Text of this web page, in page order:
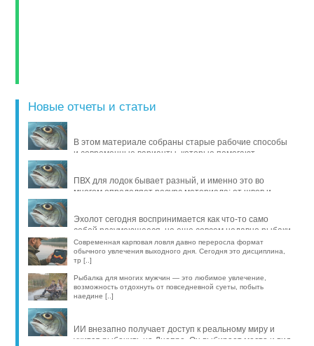
Новые отчеты и статьи
В этом материале собраны старые рабочие способы
и современные варианты, которые помогают
ПВХ для лодок бывает разный, и именно это во
многом определяет ресурс материала: от швов и
Эхолот сегодня воспринимается как что-то само
собой разумеющееся, но еще совсем недавно рыбаки
обходились б [..]
Современная карповая ловля давно переросла формат
обычного увлечения выходного дня. Сегодня это дисциплина,
тр [..]
Рыбалка для многих мужчин — это любимое увлечение,
возможность отдохнуть от повседневной суеты, побыть
наедине [..]
ИИ внезапно получает доступ к реальному миру и
учится рыбачить на Днепре. Он выбирает место и вид